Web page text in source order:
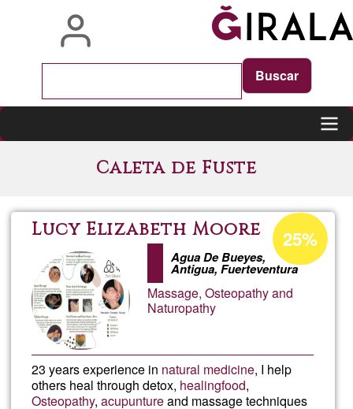
navigation
Caleta de Fuste
Lucy Elizabeth Moore
Agua De Bueyes,
Antigua, Fuerteventura
Massage, Osteopathy and
Naturopathy
23 years experience in natural medicine, I help
others heal through detox, healingfood,
Osteopathy,acupuntureand massage techniques
Porcentaje
de
aceptación
de
25%